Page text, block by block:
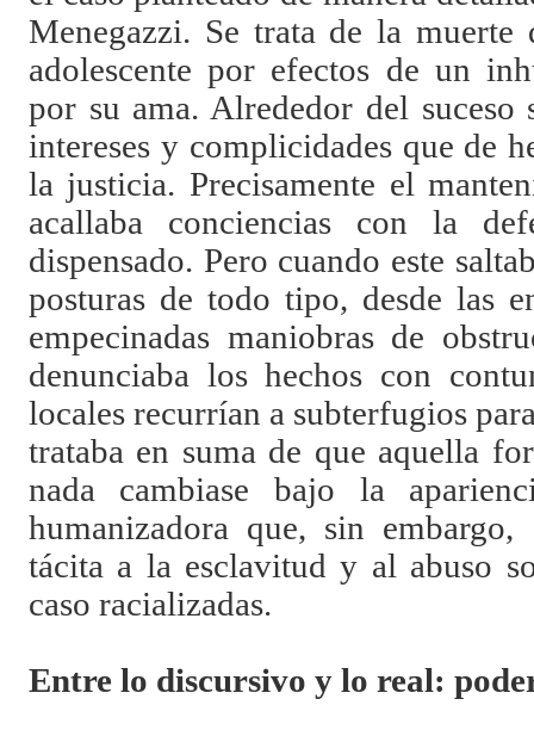
Menegazzi. Se trata de la muerte
adolescente por efectos de un
por su ama. Alrededor del suceso
intereses y complicidades que de
la justicia. Precisamente el
acallaba conciencias con la
dispensado. Pero cuando este
posturas de todo tipo, desde las
empecinadas maniobras de
denunciaba los hechos con
locales recurrían a subterfugios
trataba en suma de que aquella
nada cambiase bajo la
humanizadora que, sin embargo,
tácita a la esclavitud y al abuso
caso racializadas.
Entre lo discursivo y lo real: